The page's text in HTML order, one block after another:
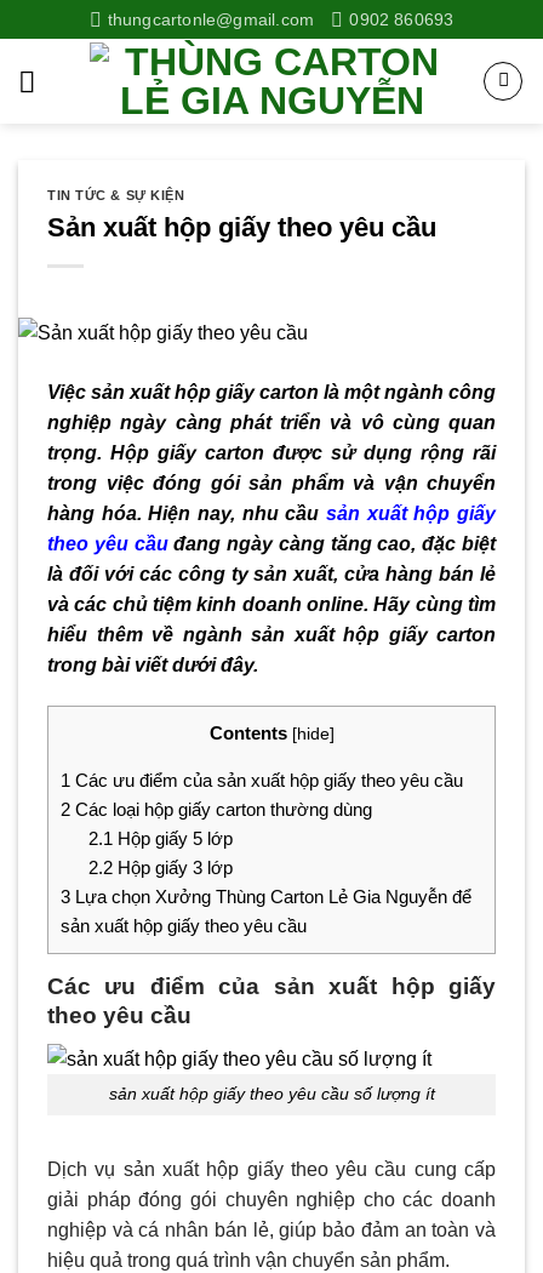
to
content
thungcartonle@gmail.com 0902 860693
TIN TỨC & SỰ KIỆN
Sản xuất hộp giấy theo yêu cầu
Việc sản xuất hộp giấy carton là một ngành công
nghiệp ngày càng phát triển và vô cùng quan
trọng. Hộp giấy carton được sử dụng rộng rãi
trong việc đóng gói sản phẩm và vận chuyển
hàng hóa. Hiện nay, nhu cầu sản xuất hộp giấy
theo yêu cầuđang ngày càng tăng cao, đặc biệt
là đối với các công ty sản xuất, cửa hàng bán lẻ
và các chủ tiệm kinh doanh online. Hãy cùng tìm
hiểu thêm về ngành sản xuất hộp giấy carton
trong bài viết dưới đây.
Contents [hide]
1 Các ưu điểm của sản xuất hộp giấy theo yêu cầu
2 Các loại hộp giấy carton thường dùng
2.1 Hộp giấy 5 lớp
2.2Hộp giấy 3 lớp
3 Lựa chọn Xưởng Thùng Carton Lẻ Gia Nguyễn để
sản xuất hộp giấy theo yêu cầu
Các ưu điểm của sản xuất hộp giấy
theo yêu cầu
sản xuất hộp giấy theo yêu cầu số lượng ít
Dịch vụ sản xuất hộp giấy theo yêu cầu cung cấp
giải pháp đóng gói chuyên nghiệp cho các doanh
nghiệp và cá nhân bán lẻ, giúp bảo đảm an toàn và
hiệu quả trong quá trình vận chuyển sản phẩm.